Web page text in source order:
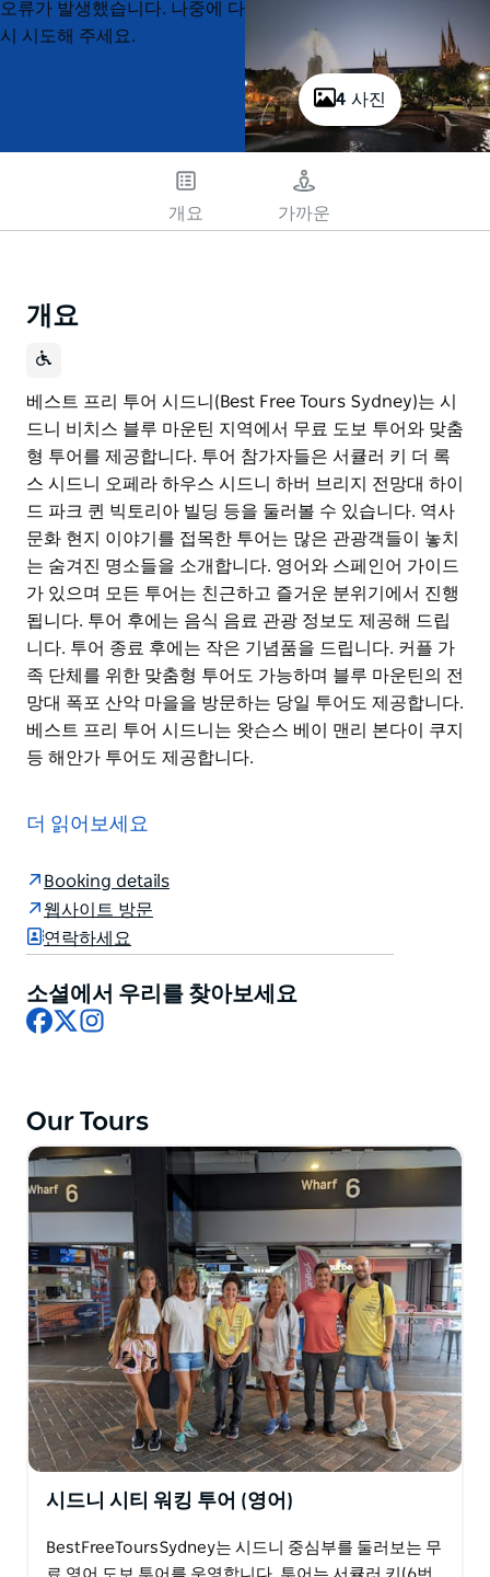
4 사진
List
List
오류가 발생했습니다. 나중에 다
시 시도해 주세요.
개요 가까운
개요
베스트 프리 투어 시드니(Best Free Tours Sydney)는 시
드니 비치스 블루 마운틴 지역에서 무료 도보 투어와 맞춤
형 투어를 제공합니다. 투어 참가자들은 서큘러 키 더 록
스 시드니 오페라 하우스 시드니 하버 브리지 전망대 하이
드 파크 퀸 빅토리아 빌딩 등을 둘러볼 수 있습니다. 역사
문화 현지 이야기를 접목한 투어는 많은 관광객들이 놓치
는 숨겨진 명소들을 소개합니다. 영어와 스페인어 가이드
가 있으며 모든 투어는 친근하고 즐거운 분위기에서 진행
됩니다. 투어 후에는 음식 음료 관광 정보도 제공해 드립
니다. 투어 종료 후에는 작은 기념품을 드립니다. 커플 가
족 단체를 위한 맞춤형 투어도 가능하며 블루 마운틴의 전
망대 폭포 산악 마을을 방문하는 당일 투어도 제공합니다.
베스트 프리 투어 시드니는 왓슨스 베이 맨리 본다이 쿠지
등 해안가 투어도 제공합니다.
드니 비치스 블루 마운틴 지역에서 무료 도보 투어와 맞춤
투어 참가자들은 서큘러 키 더 록스 시드니 오페라 하우스
시드니 하버 브리지 전망대 하이드 파크 퀸 빅토리아 빌딩
등을 둘러볼 수 있습니다. 역사 문화 현지 이야기를 접목
한 투어는 많은 관광객들이 놓치는 숨겨진 명소들을 소개
합니다.
영어와 스페인어 가이드가 있으며 모든 투어는 친근하고
품을 드립니다. 커플 가족 단체를 위한 맞춤형 투어도 가
능하며 블루 마운틴의 전망대 폭포 산악 마을을 방문하는
당일 투어도 제공합니다. 베스트 프리 투어 시드니는 왓슨
스 베이 맨리 본다이 쿠지 등 해안가 투어도 제공합니다.
더 읽어보세요
Booking details
웹사이트 방문
연락하세요
소셜에서 우리를 찾아보세요
Facebook
X
Our Tours
시드니 시티 워킹 투어 (영어)
BestFreeToursSydney는 시드니 중심부를 둘러보는 무